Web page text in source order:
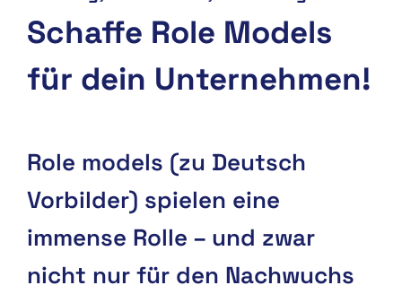
Schaffe Role Models
für dein Unternehmen!
Role models (zu Deutsch
Vorbilder) spielen eine
immense Rolle – und zwar
nicht nur für den Nachwuchs